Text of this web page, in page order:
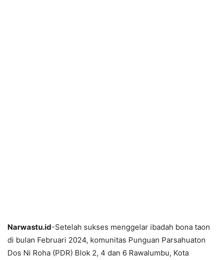
Narwastu.id-Setelah sukses menggelar ibadah bona taon
di bulan Februari 2024, komunitas Punguan Parsahuaton
Dos Ni Roha (PDR) Blok 2, 4 dan 6 Rawalumbu, Kota